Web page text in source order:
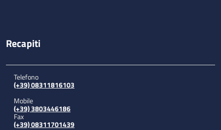
Recapiti
Telefono
(+39) 08311816103
Mobile
(+39) 3803446186
Fax
(+39) 08311701439